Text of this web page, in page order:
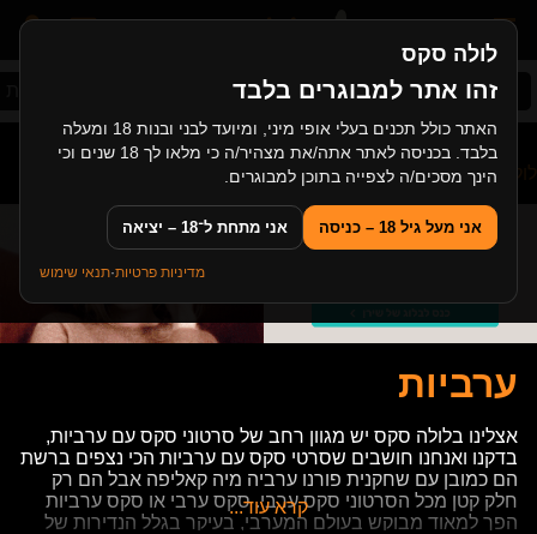
לולה סקס
זהו אתר למבוגרים בלבד
האתר כולל תכנים בעלי אופי מיני, ומיועד לבני ובנות 18 ומעלה
בלבד. בכניסה לאתר אתה/את מצהיר/ה כי מלאו לך 18 שנים וכי
הינך מסכים/ה לצפייה בתוכן למבוגרים.
אני מעל גיל 18 – כניסה אני מתחת ל־18 – יציאה
מדיניות פרטיות·תנאי שימוש
סקס ישראלי מציצה
לולה סקס>תגיות >ערביות
ערביות
אצלינו בלולה סקס יש מגוון רחב של סרטוני סקס עם ערביות,
בדקנו ואנחנו חושבים שסרטי סקס עם ערביות הכי נצפים ברשת
הם כמובן עם שחקנית פורנו ערביה מיה קאליפה אבל הם רק
חלק קטן מכל הסרטוני סקס ערבי. סקס ערבי או סקס ערביות
הפך למאוד מבוקש בעולם המערבי, בעיקר בגלל הנדירות של
קרא עוד...